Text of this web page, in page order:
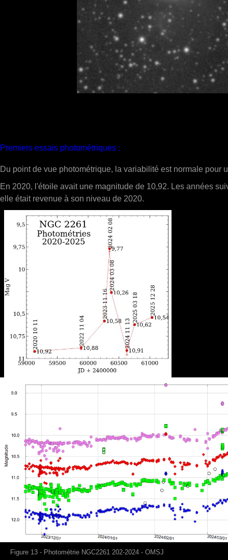
Premiers essais photométriques :
Du point de vue photométrique, la variabilité est normale pour
En 2020, l'étoile avait une magnitude de 10,92. Les années
elle était revenue à son niveau de 2020.
Figure 13 - Photométrie NGC2261 202-2024 -